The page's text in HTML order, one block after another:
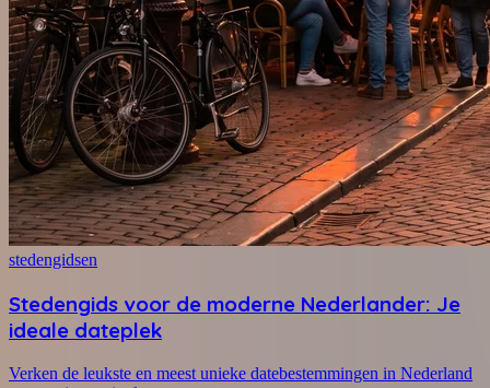
stedengidsen
Stedengids voor de moderne Nederlander: Je
ideale dateplek
Verken de leukste en meest unieke datebestemmingen in Nederland